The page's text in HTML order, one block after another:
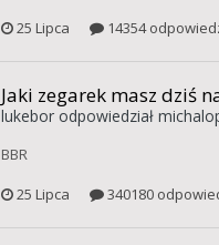
25 Lipca
14354
Jaki zegarek masz dziś
lukeborodpowiedział
BBR
25 Lipca
340180